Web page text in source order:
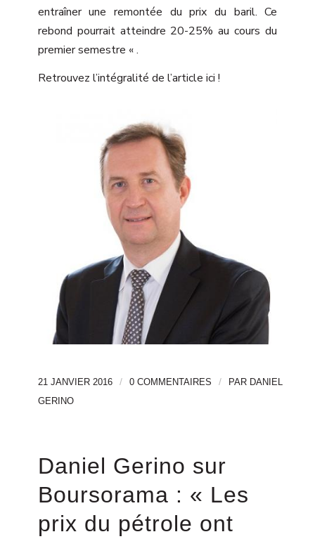
entraîner une remontée du prix du baril. Ce
rebond pourrait atteindre 20-25% au cours du
premier semestre « .
Retrouvez l’intégralité de l’article ici !
21 JANVIER 2016 / 0 COMMENTAIRES / PAR DANIEL
GERINO
Daniel Gerino sur
Boursorama : « Les
prix du pétrole ont